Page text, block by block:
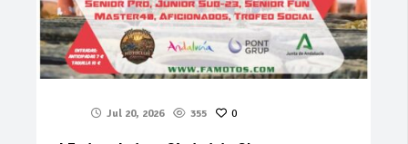
Jul 20, 2026 355 0